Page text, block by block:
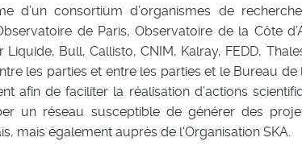
d’un consortium d’organismes de
de Paris, Observatoire de la Côte
Bull, Callisto, CNIM, Kalray, FEDD,
les parties et entre les parties et le Bureau de
afin de faciliter la réalisation d’actions
un réseau susceptible de générer des
mais également auprès de l'Organisation SKA.